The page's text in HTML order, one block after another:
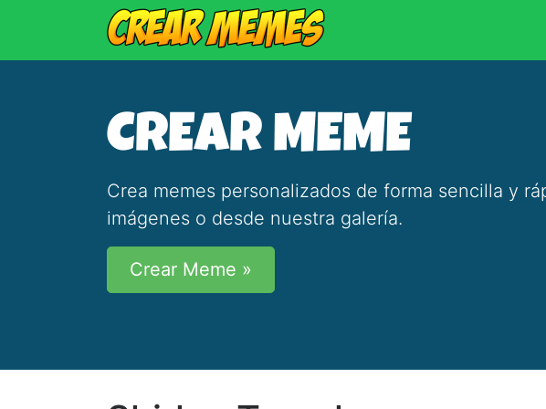
CREAR MEME
Crea memes personalizados de forma sencilla y
imágenes o desde nuestra galería.
Crear Meme »